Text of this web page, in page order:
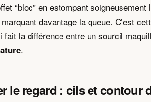
“bloc” en estompant soigneusement
davantage la queue. C’est
fait la différence entre un sourcil
.
le regard : cils et contour